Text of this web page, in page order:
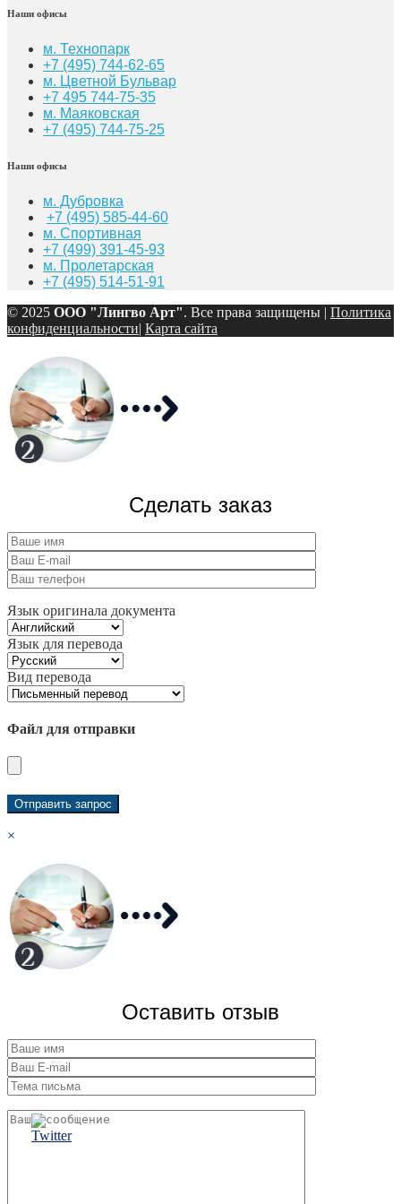
Наши офисы
м. Технопарк
+7 (495) 744-62-65
м. Цветной Бульвар
+7 495 744-75-35
м. Маяковская
+7 (495) 744-75-25
Наши офисы
м. Дубровка
+7 (495) 585-44-60
м. Спортивная
+7 (499) 391-45-93
м. Пролетарская
+7 (495) 514-51-91
© 2025 ООО "Лингво Арт". Все права защищены | Политика
конфиденциальности| Карта сайта
Сделать заказ
Язык оригинала документа
Язык для перевода
Вид перевода
Файл для отправки
×
Оставить отзыв